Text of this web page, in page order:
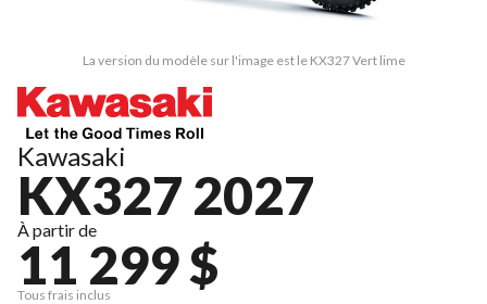
La version du modèle sur l'image est le KX327 Vert lime
Kawasaki
KX327 2027
À partir de
11 299 $
Tous frais inclus